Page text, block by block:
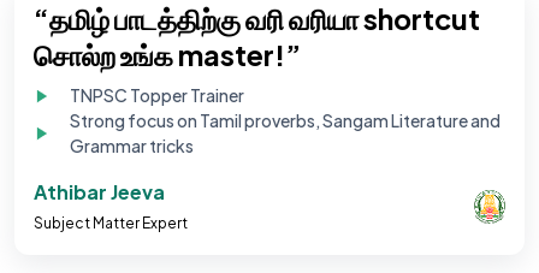
“தமிழ் பாடத்திற்கு வரி வரியா shortcut
சொல்ற உங்க master!”
TNPSC Topper Trainer
Strong focus on Tamil proverbs, Sangam Literature and
Grammar tricks
Athibar Jeeva
Subject Matter Expert